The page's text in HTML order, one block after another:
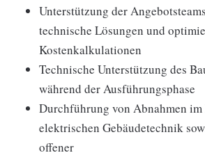
Unterstützung der
technische Lösungen und
Kostenkalkulationen
Technische Unterstützung des
während der Ausführungsphase
Durchführung von Abnahmen
elektrischen Gebäudetechnik
offener